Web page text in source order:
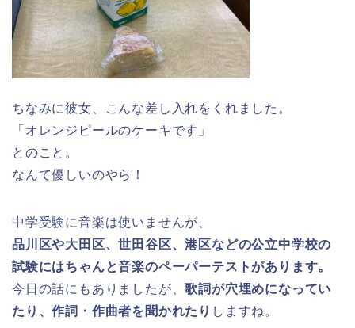
ちなみに彼女、こんな差し入れをくれました。
「オレンジピールのケーキです」
とのこと。
なんて優しいのやら！
中学受験に音楽は使いませんが、
品川区や大田区、世田谷区、港区などの公立中学校の
試験にはちゃんと音楽のペーパーテストがあります。
今日の話にもありましたが、歌詞が穴埋めになってい
たり、作詞・作曲者を聞かれたり しますね。